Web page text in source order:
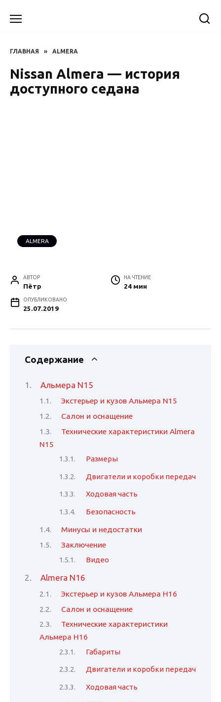
ГЛАВНАЯ » ALMERA
Nissan Almera — история
доступного седана
ALMERA
АВТОР
Пётр
НА ЧТЕНИЕ
24 мин
ОПУБЛИКОВАНО
25.07.2019
Содержание
Альмера N15
Экстерьер и кузов Альмера N15
Салон и оснащение
Технические характеристики Almera
N15
Размеры
Двигатели и коробки передач
Ходовая часть
Безопасность
Минусы и недостатки
Заключение
Видео
Almera N16
Экстерьер и кузов Альмера Н16
Салон и оснащение
Технические характеристики
Альмера Н16
Габариты
Двигатели и коробки передач
Ходовая часть